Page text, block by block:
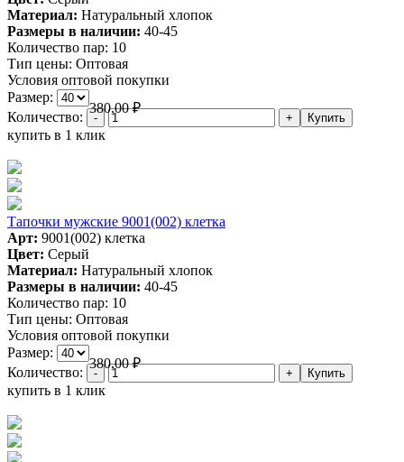
Материал: Натуральный хлопок
Размеры в наличии: 40-45
Количество пар: 10
Тип цены: Оптовая
Условия оптовой покупки
Размер:
380,00₽
Количество:
купить в 1 клик
Тапочки мужские 9001(002) клетка
Арт: 9001(002) клетка
Цвет: Серый
Материал: Натуральный хлопок
Размеры в наличии: 40-45
Количество пар: 10
Тип цены: Оптовая
Условия оптовой покупки
Размер:
380,00₽
Количество:
купить в 1 клик